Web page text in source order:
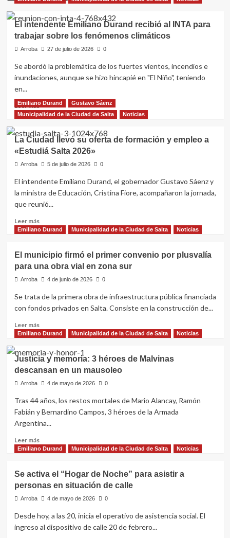
El intendente Emiliano Durand recibió al INTA para
trabajar sobre los fenómenos climáticos
Arroba 27 de julio de 2026 0
Se abordó la problemática de los fuertes vientos, incendios e
inundaciones, aunque se hizo hincapié en "El Niño", teniendo
en...
Leer másLeer
más
El
intendente
Emiliano
Durand
al
INTA
para
sobre
los
climáticos
Emiliano Durand
Gustavo Sáenz
Municipalidad de la Ciudad de Salta
Noticias
La Ciudad llevó su oferta de formación y empleo a
«Estudiá Salta 2026»
Arroba 5 de julio de 2026 0
El intendente Emiliano Durand, el gobernador Gustavo Sáenz y
la ministra de Educación, Cristina Fiore, acompañaron la jornada,
que reunió...
Leer másLeer
más
Ciudad
llevó
su
de
formación
empleo
a
Salta
Emiliano Durand Municipalidad de la Ciudad de Salta Noticias
El municipio firmó el primer convenio por plusvalía
para una obra vial en zona sur
Arroba 4 de junio de 2026 0
Se trata de la primera obra de infraestructura pública financiada
con fondos privados en Salta. Consiste en la construcción de...
Leer másLeer
más
El
municipio
firmó
el
convenio
por
plusvalía
una
obra
en
sur
Emiliano Durand Municipalidad de la Ciudad de Salta Noticias
Justicia y memoria: 3 héroes de Malvinas
descansan en un mausoleo
Arroba 4 de mayo de 2026 0
Tras 44 años, los restos mortales de Mario Alancay, Ramón
Fabián y Bernardino Campos, 3 héroes de la Armada
Argentina...
Leer másLeer
más
y
memoria:
3
de
Malvinas
Emiliano Durand Municipalidad de la Ciudad de Salta Noticias
Se activa el “Hogar de Noche” para asistir a
personas en situación de calle
Arroba 4 de mayo de 2026 0
Desde hoy, a las 20, inicia el operativo de asistencia social. El
ingreso al dispositivo de calle 20 de febrero...